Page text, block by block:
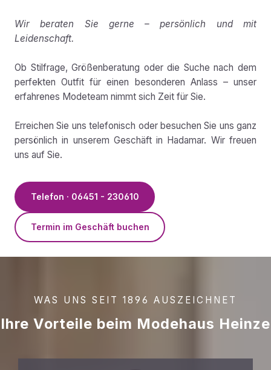
Wir beraten Sie gerne – persönlich und mit
Leidenschaft.
Ob Stilfrage, Größenberatung oder die Suche nach dem
perfekten Outfit für einen besonderen Anlass – unser
erfahrenes Modeteam nimmt sich Zeit für Sie.
Erreichen Sie uns telefonisch oder besuchen Sie uns ganz
persönlich in unserem Geschäft in Hadamar. Wir freuen
uns auf Sie.
Telefon · 06451 - 230610
Termin im Geschäft buchen
WAS UNS SEIT 1896 AUSZEICHNET
Ihre Vorteile beim Modehaus Heinze